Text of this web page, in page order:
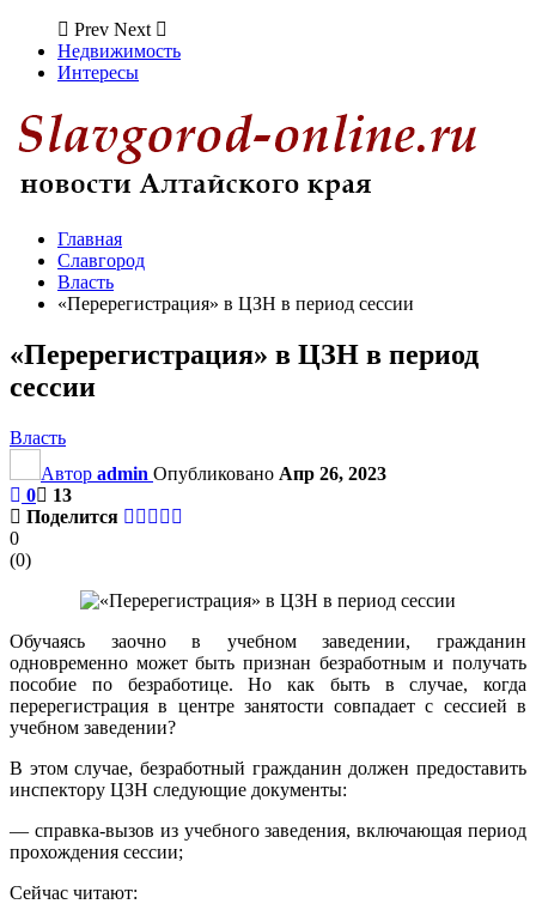
Prev Next
Недвижимость
Интересы
Главная
Славгород
Власть
«Перерегистрация» в ЦЗН в период сессии
«Перерегистрация» в ЦЗН в период
сессии
Власть
Автор admin Опубликовано Апр 26, 2023
0
13
Поделится
0
(0)
Обучаясь заочно в учебном заведении, гражданин
одновременно может быть признан безработным и получать
пособие по безработице. Но как быть в случае, когда
перерегистрация в центре занятости совпадает с сессией в
учебном заведении?
В этом случае, безработный гражданин должен предоставить
инспектору ЦЗН следующие документы:
— справка-вызов из учебного заведения, включающая период
прохождения сессии;
Сейчас читают: